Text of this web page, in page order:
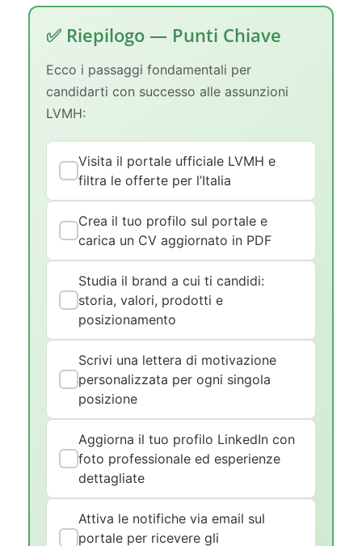
✅ Riepilogo — Punti Chiave
Ecco i passaggi fondamentali per
candidarti con successo alle assunzioni
LVMH:
Visita il portale ufficiale LVMH e
filtra le offerte per l’Italia
Crea il tuo profilo sul portale e
carica un CV aggiornato in PDF
Studia il brand a cui ti candidi:
storia, valori, prodotti e
posizionamento
Scrivi una lettera di motivazione
personalizzata per ogni singola
posizione
Aggiorna il tuo profilo LinkedIn con
foto professionale ed esperienze
dettagliate
Attiva le notifiche via email sul
portale per ricevere gli